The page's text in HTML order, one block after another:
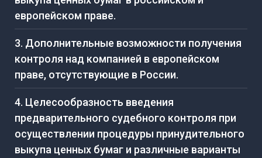
европейском праве.
3. Дополнительные возможности получения
контроля над компанией в европейском
праве, отсутствующие в России.
4. Целесообразность введения
предварительного судебного контроля при
осуществлении процедуры принудительного
выкупа ценных бумаг и различные варианты